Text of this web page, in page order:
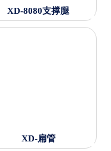
XD-8080支撑腿
XD-扁管